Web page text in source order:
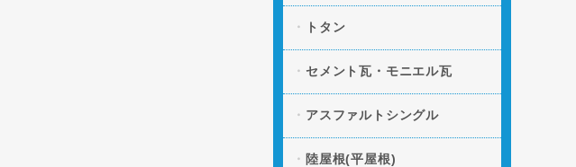
トタン
セメント瓦・モニエル瓦
アスファルトシングル
陸屋根(平屋根)